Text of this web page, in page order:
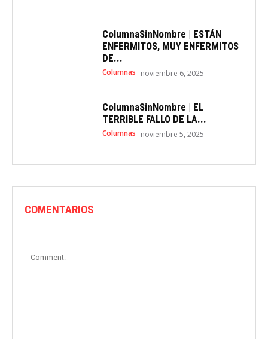
ColumnaSinNombre | ESTÁN
ENFERMITOS, MUY ENFERMITOS
DE...
Columnas noviembre 6, 2025
ColumnaSinNombre | EL
TERRIBLE FALLO DE LA...
Columnas noviembre 5, 2025
COMENTARIOS